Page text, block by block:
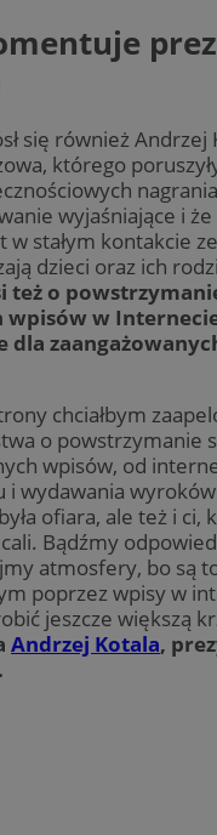
się również Andrzej
którego
wyjaśniające i
w stałym kontakcie
dzieci oraz ich
też o
wpisów w
dla
chciałbym
o powstrzymanie
wpisów, od
i wydawania
ofiara, ale też i ci,
Bądźmy
atmosfery, bo są
poprzez wpisy w
jeszcze większą
Andrzej Kotala,